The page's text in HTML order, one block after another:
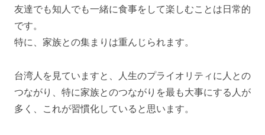
友達でも知人でも一緒に食事をして楽しむことは日常的
です。
特に、家族との集まりは重んじられます。
台湾人を見ていますと、人生のプライオリティに人との
つながり、特に家族とのつながりを最も大事にする人が
多く、これが習慣化していると思います。